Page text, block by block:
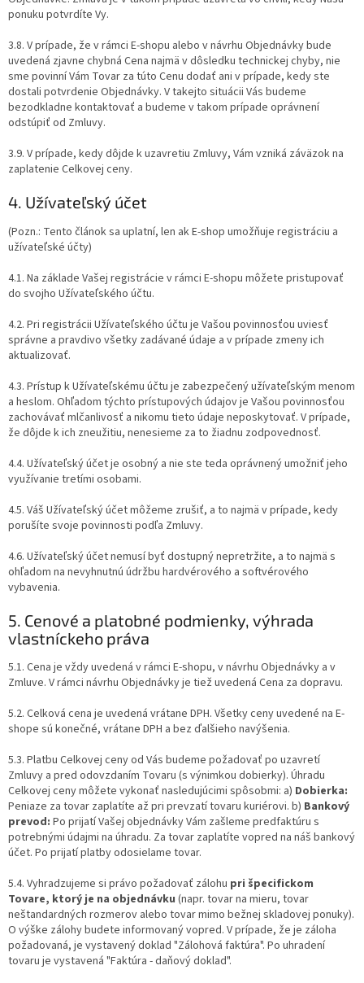
ponuku potvrdíte Vy.
3.8. V prípade, že v rámci E-shopu alebo v návrhu Objednávky bude
uvedená zjavne chybná Cena najmä v dôsledku technickej chyby, nie
sme povinní Vám Tovar za túto Cenu dodať ani v prípade, kedy ste
dostali potvrdenie Objednávky. V takejto situácii Vás budeme
bezodkladne kontaktovať a budeme v takom prípade oprávnení
odstúpiť od Zmluvy.
3.9. V prípade, kedy dôjde k uzavretiu Zmluvy, Vám vzniká záväzok na
zaplatenie Celkovej ceny.
4. Užívateľský účet
(Pozn.: Tento článok sa uplatní, len ak E-shop umožňuje registráciu a
užívateľské účty)
4.1. Na základe Vašej registrácie v rámci E-shopu môžete pristupovať
do svojho Užívateľského účtu.
4.2. Pri registrácii Užívateľského účtu je Vašou povinnosťou uviesť
správne a pravdivo všetky zadávané údaje a v prípade zmeny ich
aktualizovať.
4.3. Prístup k Užívateľskému účtu je zabezpečený užívateľským menom
a heslom. Ohľadom týchto prístupových údajov je Vašou povinnosťou
zachovávať mlčanlivosť a nikomu tieto údaje neposkytovať. V prípade,
že dôjde k ich zneužitiu, nenesieme za to žiadnu zodpovednosť.
4.4. Užívateľský účet je osobný a nie ste teda oprávnený umožniť jeho
využívanie tretími osobami.
4.5. Váš Užívateľský účet môžeme zrušiť, a to najmä v prípade, kedy
porušíte svoje povinnosti podľa Zmluvy.
4.6. Užívateľský účet nemusí byť dostupný nepretržite, a to najmä s
ohľadom na nevyhnutnú údržbu hardvérového a softvérového
vybavenia.
5. Cenové a platobné podmienky, výhrada
vlastníckeho práva
5.1. Cena je vždy uvedená v rámci E-shopu, v návrhu Objednávky a v
Zmluve. V rámci návrhu Objednávky je tiež uvedená Cena za dopravu.
5.2. Celková cena je uvedená vrátane DPH. Všetky ceny uvedené na E-
shope sú konečné, vrátane DPH a bez ďalšieho navýšenia.
5.3. Platbu Celkovej ceny od Vás budeme požadovať po uzavretí
Zmluvy a pred odovzdaním Tovaru (s výnimkou dobierky). Úhradu
Celkovej ceny môžete vykonať nasledujúcimi spôsobmi: a) Dobierka:
Peniaze za tovar zaplatíte až pri prevzatí tovaru kuriérovi. b) Bankový
prevod: Po prijatí Vašej objednávky Vám zašleme predfaktúru s
potrebnými údajmi na úhradu. Za tovar zaplatíte vopred na náš bankový
účet. Po prijatí platby odosielame tovar.
5.4. Vyhradzujeme si právo požadovať zálohu pri špecifickom
Tovare, ktorý je na objednávku (napr. tovar na mieru, tovar
neštandardných rozmerov alebo tovar mimo bežnej skladovej ponuky).
O výške zálohy budete informovaný vopred. V prípade, že je záloha
požadovaná, je vystavený doklad "Zálohová faktúra". Po uhradení
tovaru je vystavená "Faktúra - daňový doklad".